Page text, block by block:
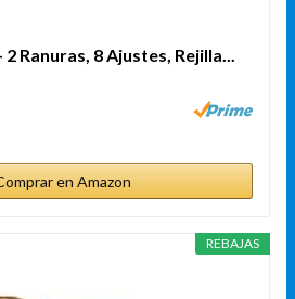
Ranuras, 8 Ajustes, Rejilla...
en Amazon
REBAJAS